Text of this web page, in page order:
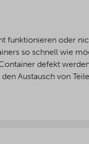
funktionieren oder
so schnell wie
defekt
Austausch von